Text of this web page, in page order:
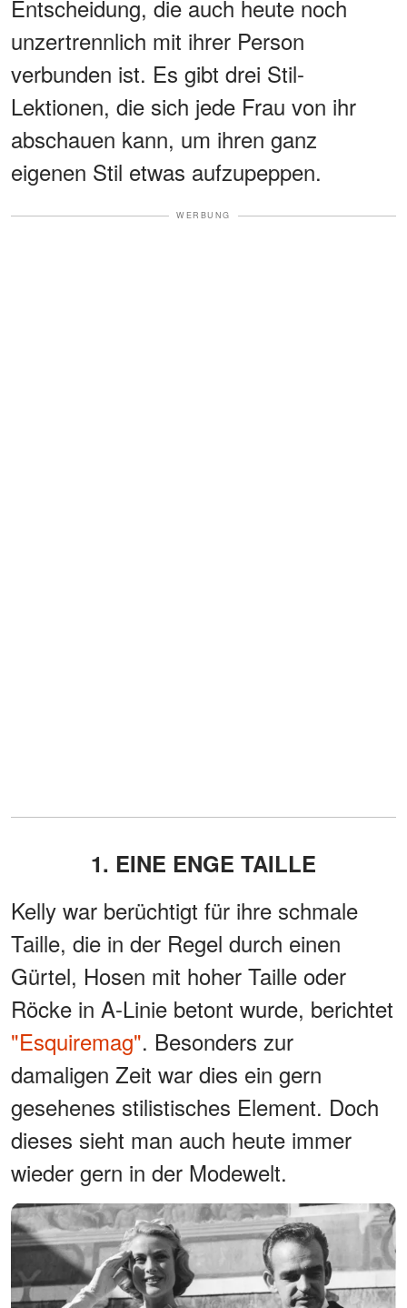
Entscheidung, die auch heute noch
unzertrennlich mit ihrer Person
verbunden ist. Es gibt drei Stil-
Lektionen, die sich jede Frau von ihr
abschauen kann, um ihren ganz
eigenen Stil etwas aufzupeppen.
WERBUNG
1. EINE ENGE TAILLE
Kelly war berüchtigt für ihre schmale
Taille, die in der Regel durch einen
Gürtel, Hosen mit hoher Taille oder
Röcke in A-Linie betont wurde, berichtet
"Esquiremag". Besonders zur
damaligen Zeit war dies ein gern
gesehenes stilistisches Element. Doch
dieses sieht man auch heute immer
wieder gern in der Modewelt.